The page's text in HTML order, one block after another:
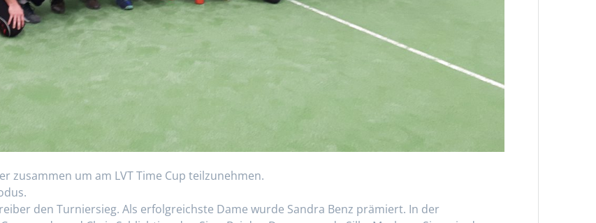
zusammen um am LVT Time Cup teilzunehmen.
den Turniersieg. Als erfolgreichste Dame wurde Sandra Benz prämiert. In der